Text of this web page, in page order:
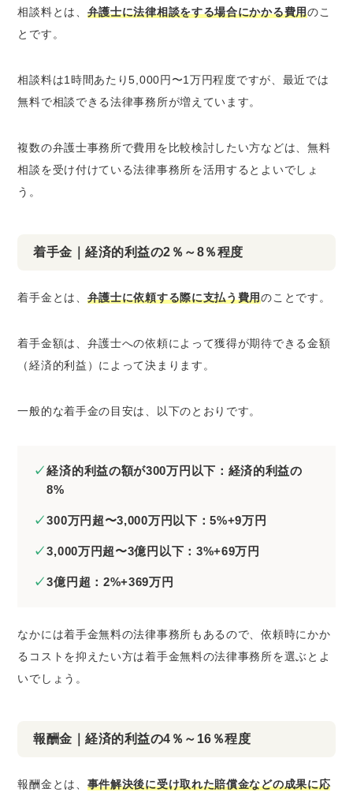
相談料とは、 弁護士に法律相談をする場合にかかる費用のこ
とです。
相談料は1時間あたり5,000円〜1万円程度ですが、最近では
無料で相談できる法律事務所が増えています。
複数の弁護士事務所で費用を比較検討したい方などは、無料
相談を受け付けている法律事務所を活用するとよいでしょ
う。
着手金｜経済的利益の2％～8％程度
着手金とは、 弁護士に依頼する際に支払う費用のことです。
着手金額は、弁護士への依頼によって獲得が期待できる金額
（経済的利益）によって決まります。
一般的な着手金の目安は、以下のとおりです。
経済的利益の額が300万円以下：経済的利益の
8%
300万円超〜3,000万円以下：5%+9万円
3,000万円超〜3億円以下：3%+69万円
3億円超：2%+369万円
なかには着手金無料の法律事務所もあるので、依頼時にかか
るコストを抑えたい方は着手金無料の法律事務所を選ぶとよ
いでしょう。
報酬金｜経済的利益の4％～16％程度
報酬金とは、 事件解決後に受け取れた賠償金などの成果に応